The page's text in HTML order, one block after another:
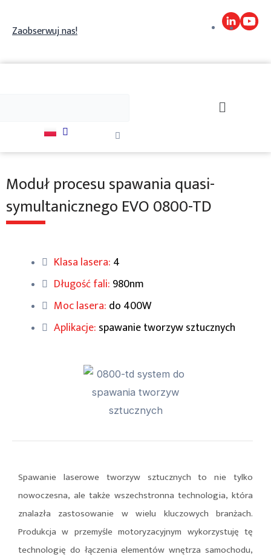
Zaobserwuj nas!
search
Moduł procesu spawania quasi-
symultanicznego EVO 0800-TD
Klasa lasera: 4
Długość fali: 980nm
Moc lasera: do 400W
Aplikacje: spawanie tworzyw sztucznych
Spawanie laserowe tworzyw sztucznych to nie tylko
nowoczesna, ale także wszechstronna technologia, która
znalazła zastosowanie w wielu kluczowych branżach.
Produkcja w przemyśle motoryzacyjnym wykorzystuję tę
technologię do łączenia elementów wnętrza samochodu,